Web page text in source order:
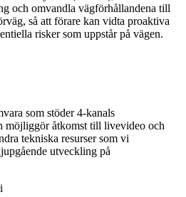
och omvandla vägförhållandena till
så att förare kan vidta proaktiva
risker som uppstår på vägen.
som stöder 4-kanals
möjliggör åtkomst till livevideo och
tekniska resurser som vi
utveckling på